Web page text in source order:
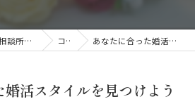
愛知県名古屋市の結婚相談所なら結婚相談所 婚活クラフト コラム あなたに合った婚活スタイルを見つけよう
活スタイルを見つけよう